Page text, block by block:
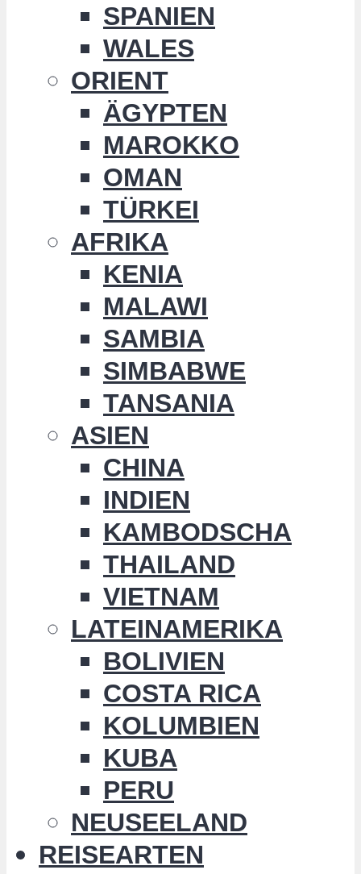
SPANIEN
WALES
ORIENT
ÄGYPTEN
MAROKKO
OMAN
TÜRKEI
AFRIKA
KENIA
MALAWI
SAMBIA
SIMBABWE
TANSANIA
ASIEN
CHINA
INDIEN
KAMBODSCHA
THAILAND
VIETNAM
LATEINAMERIKA
BOLIVIEN
COSTA RICA
KOLUMBIEN
KUBA
PERU
NEUSEELAND
REISEARTEN